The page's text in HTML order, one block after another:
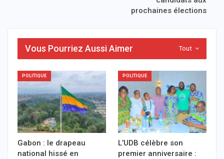
prochaines élections
Tout
Vous Pourriez Aussi Aimer
POLITIQUE
Gabon : le drapeau
national hissé en
POLITIQUE
L’UDB célèbre son
premier anniversaire :